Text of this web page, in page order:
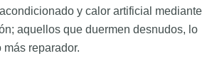
y calor artificial mediante
aquellos que duermen desnudos, lo
más reparador.